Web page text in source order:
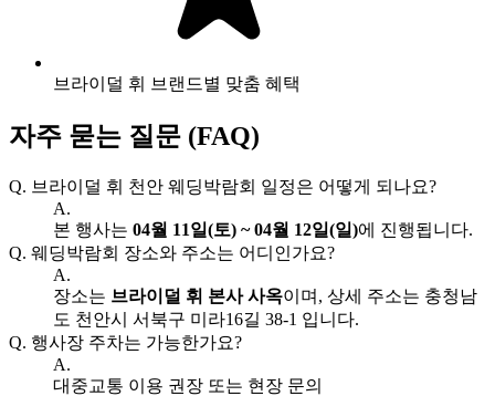
브라이덜 휘 브랜드별 맞춤 혜택
자주 묻는 질문 (FAQ)
Q. 브라이덜 휘 천안 웨딩박람회 일정은 어떻게 되나요?
A.
본 행사는 04월 11일(토) ~ 04월 12일(일)에 진행됩니다.
Q. 웨딩박람회 장소와 주소는 어디인가요?
A.
장소는 브라이덜 휘 본사 사옥이며, 상세 주소는 충청남
도 천안시 서북구 미라16길 38-1 입니다.
Q. 행사장 주차는 가능한가요?
A.
대중교통 이용 권장 또는 현장 문의